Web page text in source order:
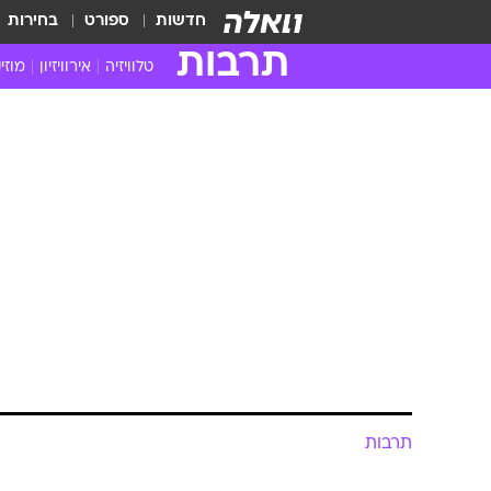
חדשות ספורט בחירות
תרבות טלוויזיה אירוויזיון
תרבות